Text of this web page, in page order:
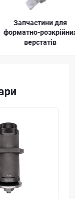
для
розкрійних
верстатів